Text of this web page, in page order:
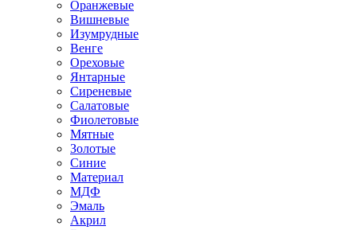
Оранжевые
Вишневые
Изумрудные
Венге
Ореховые
Янтарные
Сиреневые
Салатовые
Фиолетовые
Мятные
Золотые
Синие
Материал
МДФ
Эмаль
Акрил